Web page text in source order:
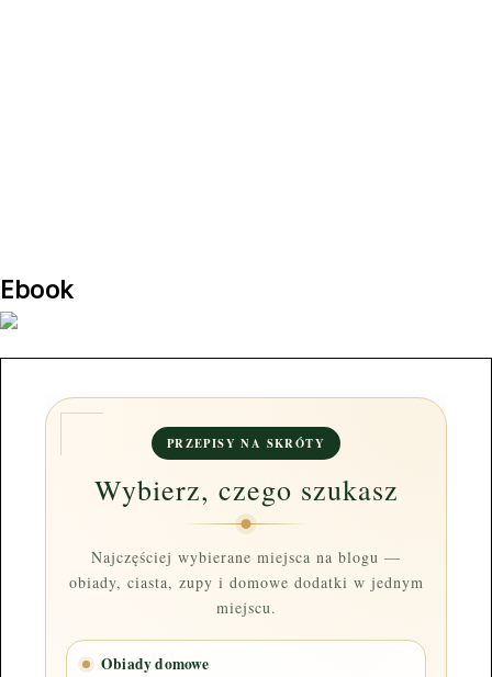
Ebook
PRZEPISY NA SKRÓTY
Wybierz, czego szukasz
Najczęściej wybierane miejsca na blogu —
obiady, ciasta, zupy i domowe dodatki w jednym
miejscu.
Obiady domowe